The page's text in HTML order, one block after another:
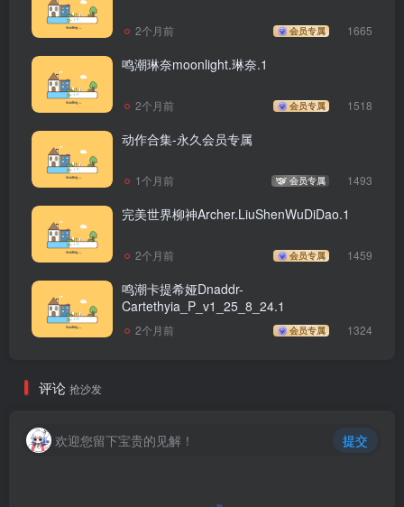
2个月前 会员专属 1665
鸣潮琳奈moonlight.琳奈.1
2个月前 会员专属 1518
动作合集-永久会员专属
1个月前 会员专属 1493
完美世界柳神Archer.LiuShenWuDiDao.1
2个月前 会员专属 1459
鸣潮卡提希娅Dnaddr-
Cartethyia_P_v1_25_8_24.1
2个月前 会员专属 1324
评论 抢沙发
欢迎您留下宝贵的见解！ 提交